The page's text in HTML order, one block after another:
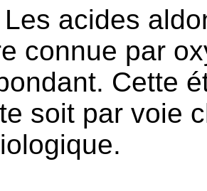
Les acides
connue par
Cette
soit par voie